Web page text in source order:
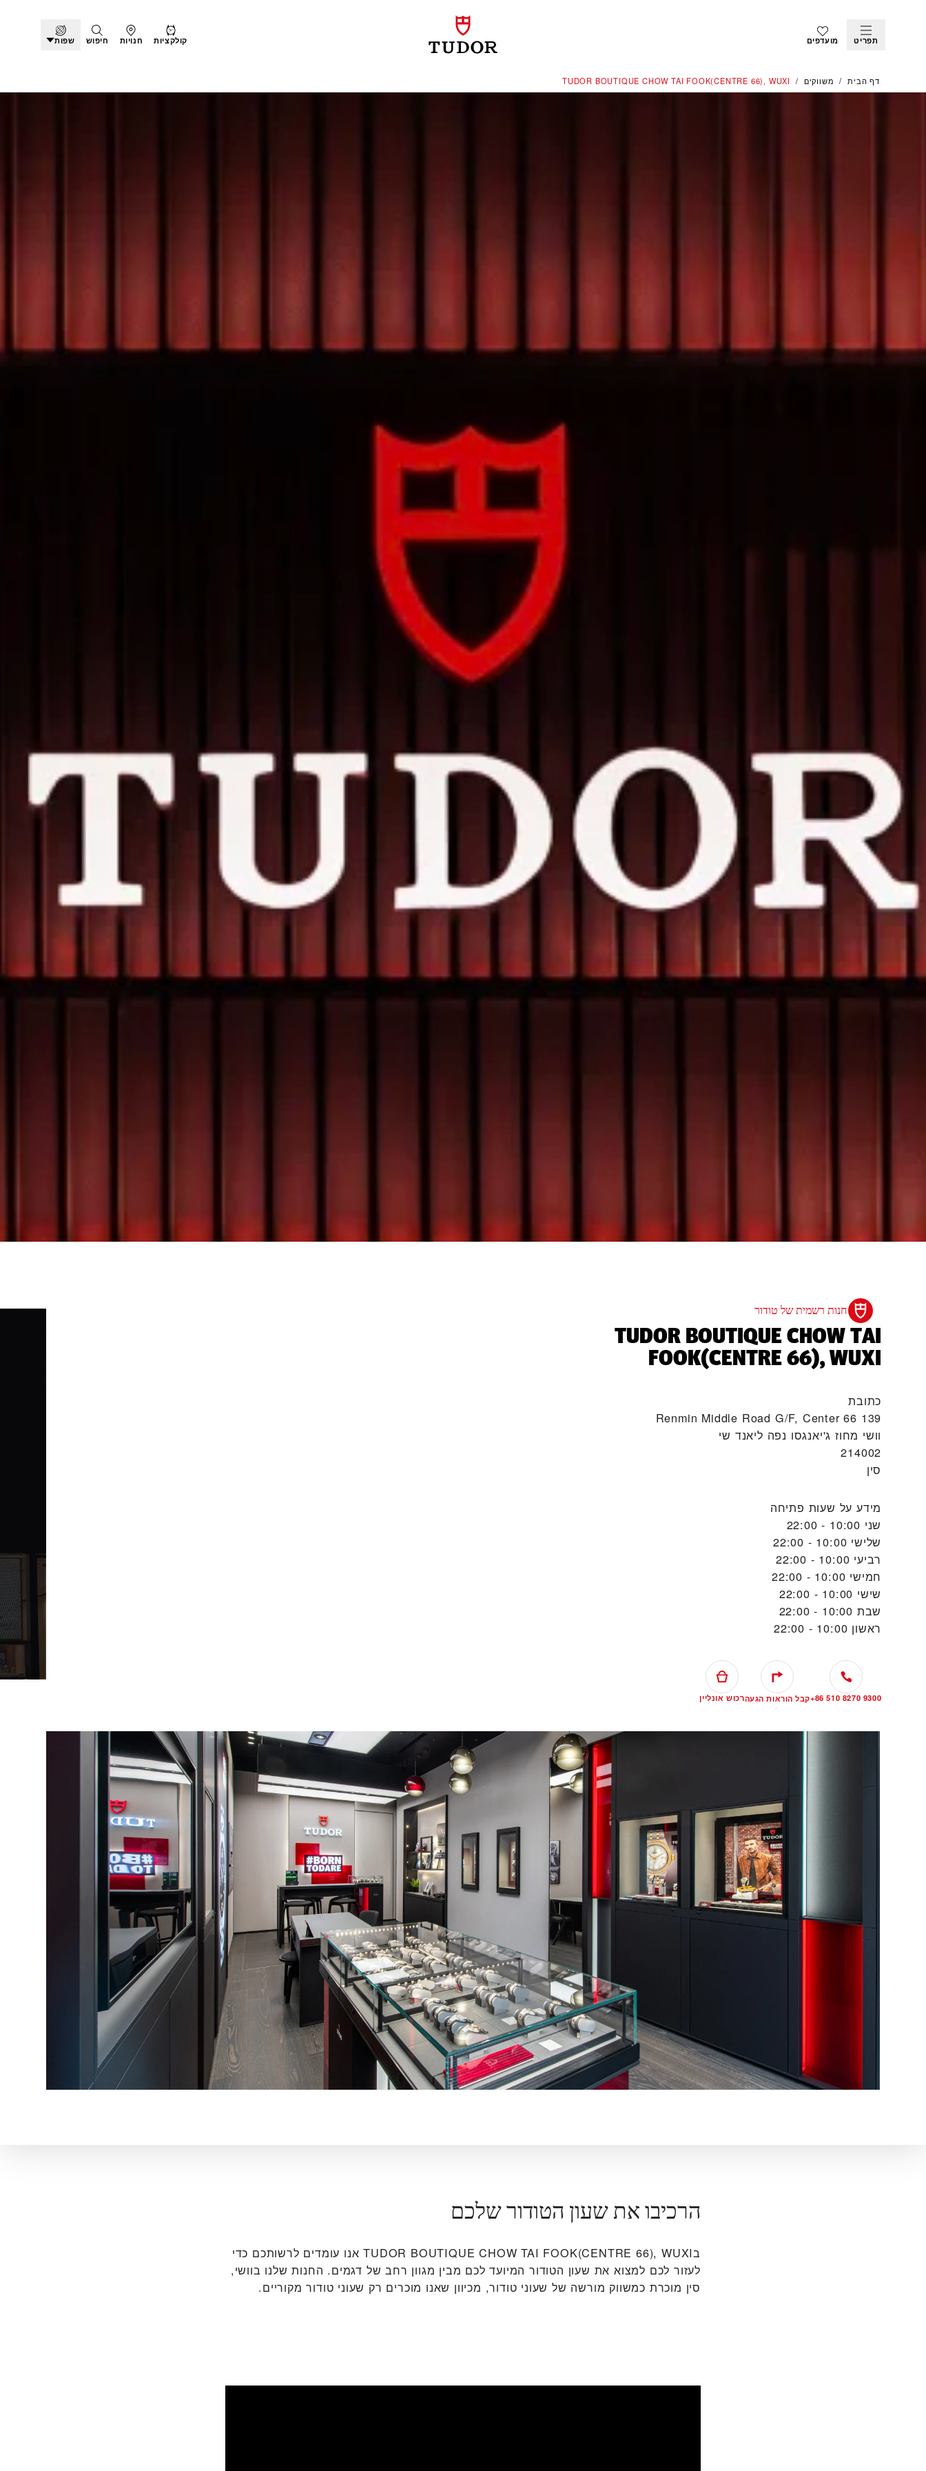
תפריט מועדפים קולקציות חנויות חיפוש שפות
דף הבית משווקים ‭TUDOR BOUTIQUE CHOW TAI FOOK(CENTRE 66), WUXI‬
חנות רשמית של טודור
‭TUDOR BOUTIQUE CHOW TAI
FOOK(CENTRE 66), WUXI‬
כתובת
139 Renmin Middle Road G/F, Center 66
וושי מחוז ג'יאנגסו נפה ליאנד שי
214002
סין
מידע על שעות פתיחה
שני 10:00 - 22:00
שלישי 10:00 - 22:00
רביעי 10:00 - 22:00
חמישי 10:00 - 22:00
שישי 10:00 - 22:00
שבת 10:00 - 22:00
ראשון 10:00 - 22:00
+86 510 8270 9300קבל הוראות הגעהרכוש אונליין
הרכיבו את שעון הטודור שלכם
ב‭TUDOR BOUTIQUE CHOW TAI FOOK(CENTRE 66), WUXI‬ אנו עומדים לרשותכם כדי
לעזור לכם למצוא את שעון הטודור המיועד לכם מבין מגוון רחב של דגמים. החנות שלנו בוושי,
סין מוכרת כמשווק מורשה של שעוני טודור, מכיוון שאנו מוכרים רק שעוני טודור מקוריים.